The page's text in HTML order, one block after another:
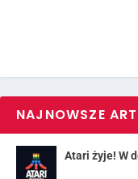
NAJNOWSZE
Atari żyje! W